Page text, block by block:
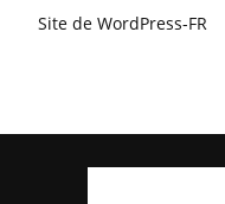
Site de WordPress-FR